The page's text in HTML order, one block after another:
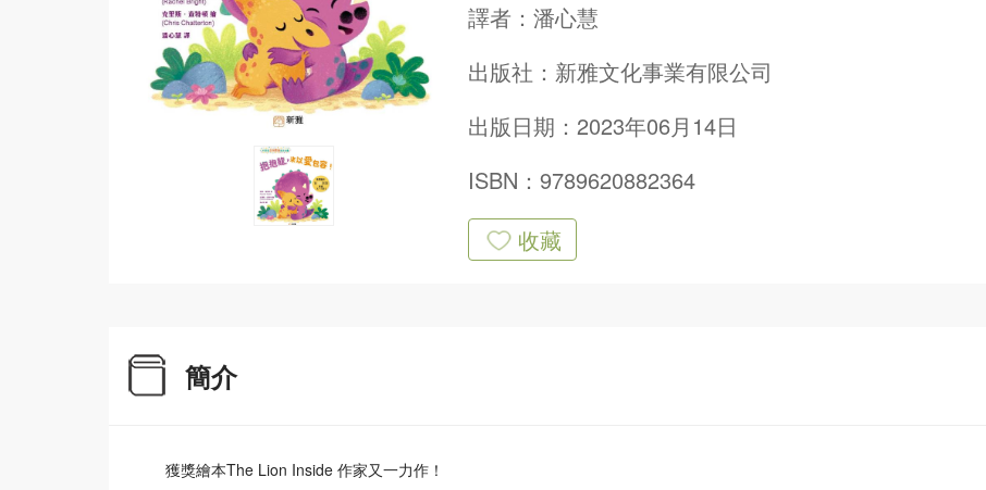
譯者： 潘心慧
出版社： 新雅文化事業有限公司
出版日期：2023年06月14日
ISBN：9789620882364
收藏
簡介
獲獎繪本The Lion Inside 作家又一力作！